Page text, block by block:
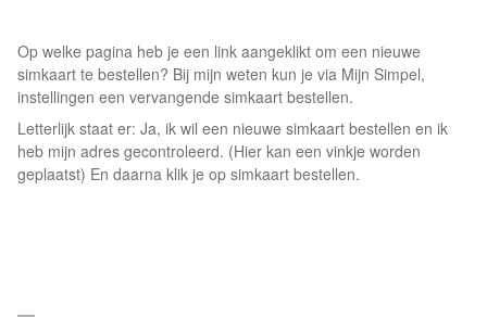
Op welke pagina heb je een link aangeklikt om een nieuwe
simkaart te bestellen? Bij mijn weten kun je via Mijn Simpel,
instellingen een vervangende simkaart bestellen.
Letterlijk staat er: Ja, ik wil een nieuwe simkaart bestellen en ik
heb mijn adres gecontroleerd. (Hier kan een vinkje worden
geplaatst) En daarna klik je op simkaart bestellen.